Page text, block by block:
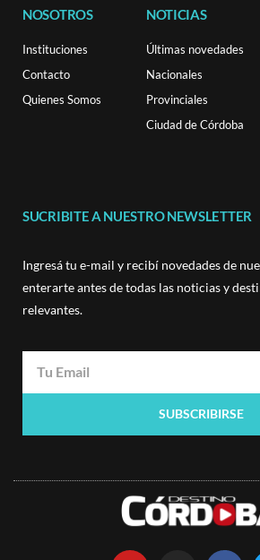
NOSOTROS
Instituciones
Contacto
Quienes Somos
NOTICIAS
Últimas novedades
Nacionales
Provinciales
Ciudad de Córdoba
SUCRIBITE A NUESTRO NEWSLETTER
Ingresá tu e-mail y recibí novedades de
enterarte antes de todas las noticias y
relevantes.
SUBSCRIBIRSE